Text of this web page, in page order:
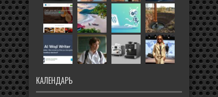
КАЛЕНДАРЬ